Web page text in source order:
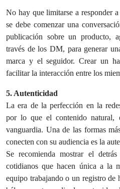
No hay que limitarse a responder
se debe comenzar una
publicación sobre un producto,
través de los DM, para generar
marca y el seguidor. Crear un
facilitar la interacción entre los
5. Autenticidad
La era de la perfección en la
por lo que el contenido
vanguardia. Una de las formas
conecten con su audiencia es la
Se recomienda mostrar el
cotidianos que hacen única a la
equipo trabajando o un registro de